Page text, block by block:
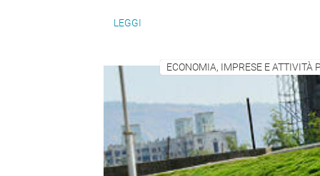
LEGGI
ECONOMIA, IMPRESE E ATTIVITÀ